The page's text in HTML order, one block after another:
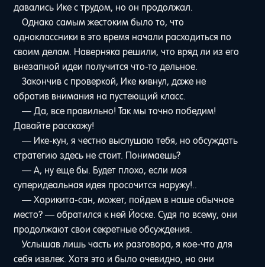
давались Ике с трудом, но он продолжал.
Однако самым жестоким было то, что
одноклассники в это время начали расходиться по
своим делам. Наверняка решили, что вряд ли из его
внезапной идеи получится что-то дельное.
Закончив с проверкой, Ике кивнул, даже не
обратив внимания на пустеющий класс.
— Да, все правильно! Так мы точно победим!
Давайте расскажу!
— Ике-кун, я честно выслушаю тебя, но обсуждать
стратегию здесь не стоит. Понимаешь?
— А, ну еще бы. Будет плохо, если моя
суперидеальная идея просочится наружу!..
— Хорикита-сан, может, пойдем в наше обычное
место? — обратился к ней Йоске. Судя по всему, они
продолжают свои секретные обсуждения.
Услышав лишь часть их разговора, я кое-что для
себя извлек. Хотя это и было очевидно, но они